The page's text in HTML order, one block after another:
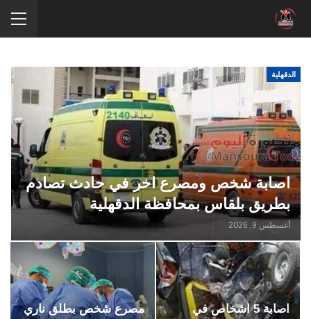
الدقهلية
اصابة شخص ومصرع اخر في حادث تصادم
بطريق بلقاس بمحافظة الدقهلية
أغسطس 9, 2026
اصابة 5 اشخاص في
مصرع شخص بطلق ناري